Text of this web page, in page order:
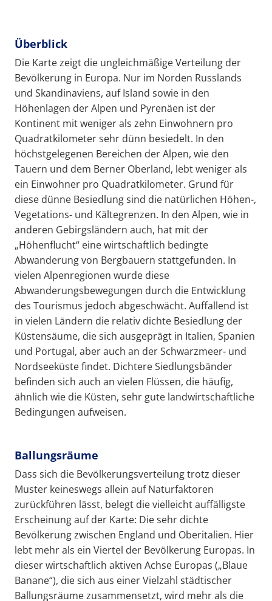
Überblick
Die Karte zeigt die ungleichmäßige Verteilung der
Bevölkerung in Europa. Nur im Norden Russlands
und Skandinaviens, auf Island sowie in den
Höhenlagen der Alpen und Pyrenäen ist der
Kontinent mit weniger als zehn Einwohnern pro
Quadratkilometer sehr dünn besiedelt. In den
höchstgelegenen Bereichen der Alpen, wie den
Tauern und dem Berner Oberland, lebt weniger als
ein Einwohner pro Quadratkilometer. Grund für
diese dünne Besiedlung sind die natürlichen Höhen-,
Vegetations- und Kältegrenzen. In den Alpen, wie in
anderen Gebirgsländern auch, hat mit der
„Höhenflucht“ eine wirtschaftlich bedingte
Abwanderung von Bergbauern stattgefunden. In
vielen Alpenregionen wurde diese
Abwanderungsbewegungen durch die Entwicklung
des Tourismus jedoch abgeschwächt. Auffallend ist
in vielen Ländern die relativ dichte Besiedlung der
Küstensäume, die sich ausgeprägt in Italien, Spanien
und Portugal, aber auch an der Schwarzmeer- und
Nordseeküste findet. Dichtere Siedlungsbänder
befinden sich auch an vielen Flüssen, die häufig,
ähnlich wie die Küsten, sehr gute landwirtschaftliche
Bedingungen aufweisen.
Ballungsräume
Dass sich die Bevölkerungsverteilung trotz dieser
Muster keineswegs allein auf Naturfaktoren
zurückführen lässt, belegt die vielleicht auffälligste
Erscheinung auf der Karte: Die sehr dichte
Bevölkerung zwischen England und Oberitalien. Hier
lebt mehr als ein Viertel der Bevölkerung Europas. In
dieser wirtschaftlich aktiven Achse Europas („Blaue
Banane“), die sich aus einer Vielzahl städtischer
Ballungsräume zusammensetzt, wird mehr als die